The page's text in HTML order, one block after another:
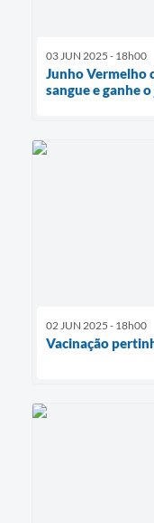
03 JUN 2025 - 18h00
Junho Vermelho
sangue e ganhe
02 JUN 2025 - 18h00
Vacinação